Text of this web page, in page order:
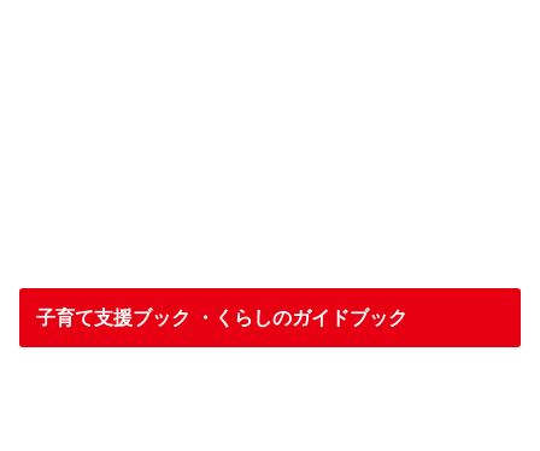
子育て支援ブック ・くらしのガイドブック